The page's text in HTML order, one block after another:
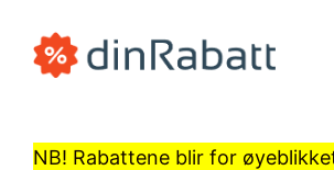
innhold
NB! Rabattene blir for